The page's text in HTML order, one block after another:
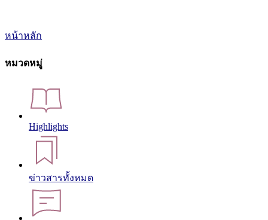
หน้าหลัก
หมวดหมู่
Highlights
ข่าวสารทั้งหมด